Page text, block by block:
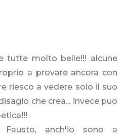
tutte molto belle!!! alcune
a provare ancora con
riesco a vedere solo il suo
che crea... invece puo
anch'io sono a